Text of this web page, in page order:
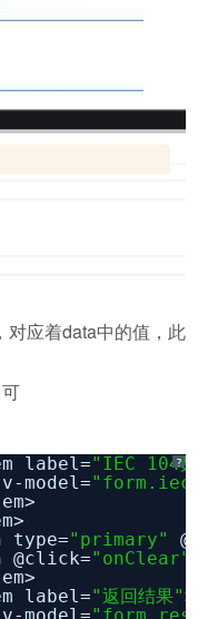
对应着data中的值，此
?
label="IEC 104数
model=
type="primary"
"onClear"
label="返回结果">